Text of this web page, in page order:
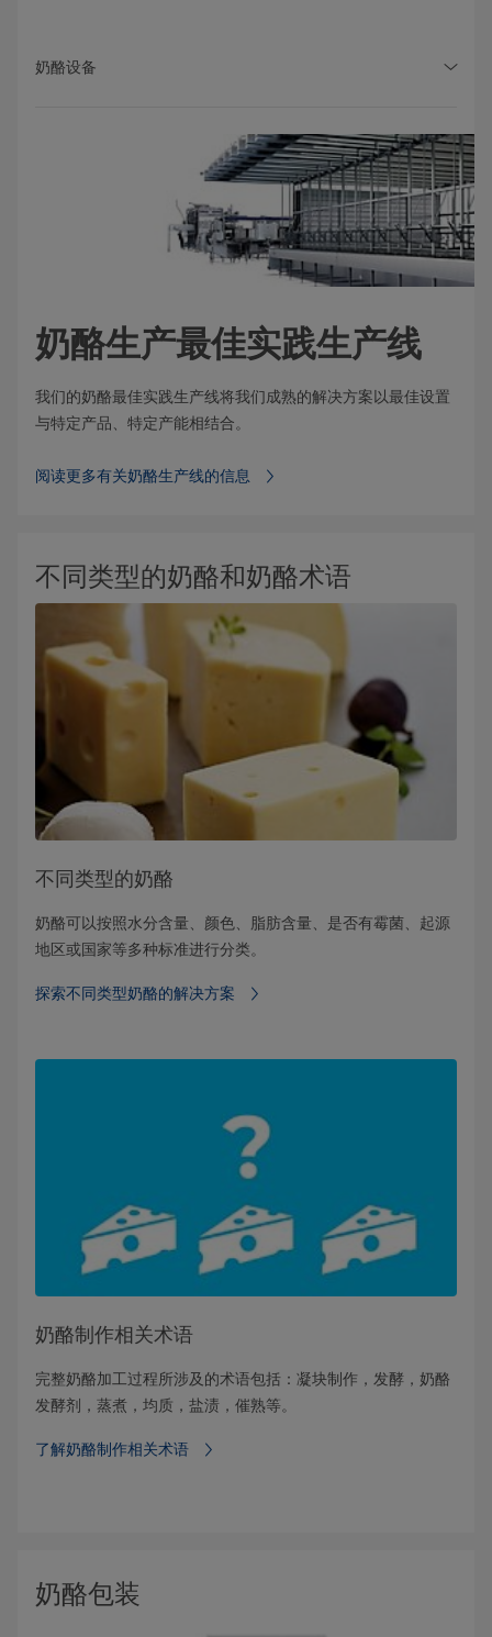
奶酪设备
奶酪生产最佳实践生产线
我们的奶酪最佳实践生产线将我们成熟的解决方案以最佳设置
与特定产品、特定产能相结合。
阅读更多有关奶酪生产线的信息
不同类型的奶酪和奶酪术语
不同类型的奶酪
奶酪可以按照水分含量、颜色、脂肪含量、是否有霉菌、起源
地区或国家等多种标准进行分类。
探索不同类型奶酪的解决方案
奶酪制作相关术语
完整奶酪加工过程所涉及的术语包括：凝块制作，发酵，奶酪
发酵剂，蒸煮，均质，盐渍，催熟等。
了解奶酪制作相关术语
奶酪包装